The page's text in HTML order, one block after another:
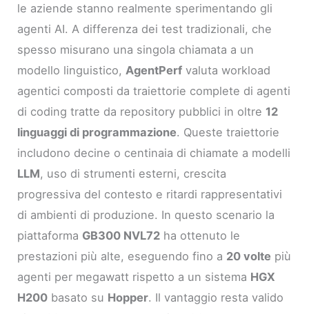
le aziende stanno realmente sperimentando gli
agenti AI. A differenza dei test tradizionali, che
spesso misurano una singola chiamata a un
modello linguistico, AgentPerf valuta workload
agentici composti da traiettorie complete di agenti
di coding tratte da repository pubblici in oltre 12
linguaggi di programmazione. Queste traiettorie
includono decine o centinaia di chiamate a modelli
LLM, uso di strumenti esterni, crescita
progressiva del contesto e ritardi rappresentativi
di ambienti di produzione. In questo scenario la
piattaforma GB300 NVL72 ha ottenuto le
prestazioni più alte, eseguendo fino a 20 volte più
agenti per megawatt rispetto a un sistema HGX
H200 basato su Hopper. Il vantaggio resta valido